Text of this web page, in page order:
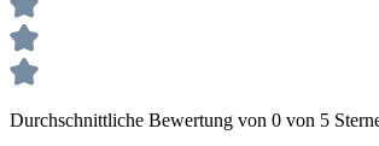
Durchschnittliche Bewertung von 0 von 5